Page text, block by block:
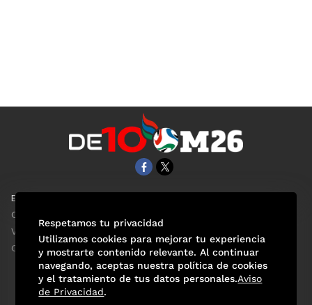
EL UNIVERSAL
Clase
ViveUSA
Confabulario
Respetamos tu privacidad
Utilizamos cookies para mejorar tu experiencia
y mostrarte contenido relevante. Al continuar
navegando, aceptas nuestra política de cookies
y el tratamiento de tus datos personales.Aviso
de Privacidad.